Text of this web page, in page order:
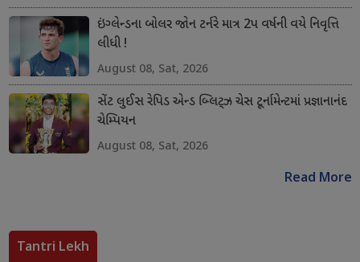
ઇંગ્લેન્ડના બોલર જોન ટર્નરે માત્ર 2પ વર્ષની વયે નિવૃત્તિ
લીધી !
August 08, Sat, 2026
સેંટ લુઈસ રેપિડ એન્ડ બ્લિટ્ઝ ચેસ ટૂર્નામેન્ટમાં પ્રજ્ઞાનાનંદ
ચેમ્પિયન
August 08, Sat, 2026
Read More
Tantri Lekh